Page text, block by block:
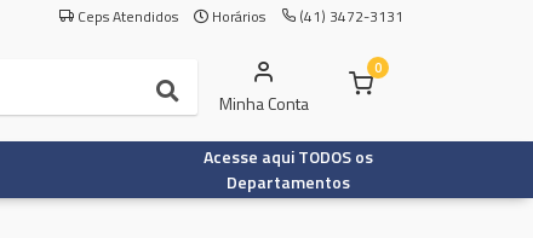
Ceps Atendidos Horários (41) 3472-3131
Minha Conta
0
Acesse aqui TODOS os
Departamentos